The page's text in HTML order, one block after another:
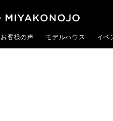
お客様の声 モデルハウス イベ